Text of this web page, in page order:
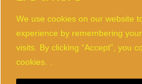
We use cookies on our website
experience by remembering
visits. By clicking “Accept”, you
cookies. .